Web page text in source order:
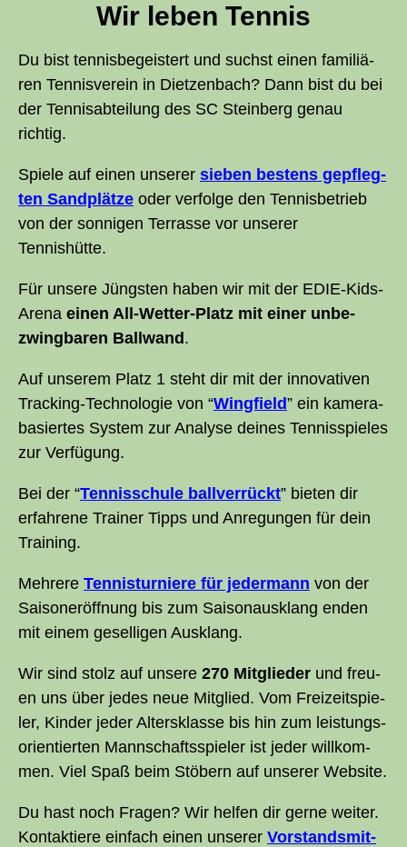
Wir leben Tennis
Du bist ten­nis­be­geis­tert und suchst einen fami­liä­
ren Ten­nis­ver­ein in Diet­zen­bach? Dann bist du bei
der Tennis­abteilung des SC Stein­berg genau
richtig.
Spie­le auf einen unse­rer sie­ben bes­tens gepfleg­
ten Sand­plät­ze oder ver­fol­ge den Ten­nis­be­trieb
von der son­ni­gen Ter­ras­se vor unse­rer
Tennishütte.
Für unse­re Jüngs­ten haben wir mit der EDIE-Kids-
Are­na einen All-Wet­ter-Platz mit einer unbe­
zwing­ba­ren Ball­wand .
Auf unse­rem Platz 1 steht dir mit der inno­va­ti­ven
Track­ing-Tech­no­lo­gie von “Wing­field” ein kame­ra­
ba­sier­tes Sys­tem zur Ana­ly­se dei­nes Ten­nis­spie­les
zur Verfügung.
Bei der “Ten­nis­schu­le ball­ver­rückt” bie­ten dir
erfah­re­ne Trai­ner Tipps und Anre­gun­gen für dein
Training.
Meh­re­re Ten­nis­tur­nie­re für jeder­mann von der
Sai­son­er­öff­nung bis zum Sai­son­aus­klang enden
mit einem gesel­li­gen Ausklang.
Wir sind stolz auf unse­re 270 Mit­glieder und freu­
en uns über jedes neue Mit­glied. Vom Frei­zeit­spie­
ler, Kin­der jeder Alters­klas­se bis hin zum leis­tungs­
ori­en­tier­ten Mann­schafts­spie­ler ist jeder will­kom­
men. Viel Spaß beim Stö­bern auf unse­rer Website.
Du hast noch Fra­gen? Wir hel­fen dir ger­ne wei­ter.
Kon­tak­tie­re ein­fach einen unse­rer Vor­stands­mit­